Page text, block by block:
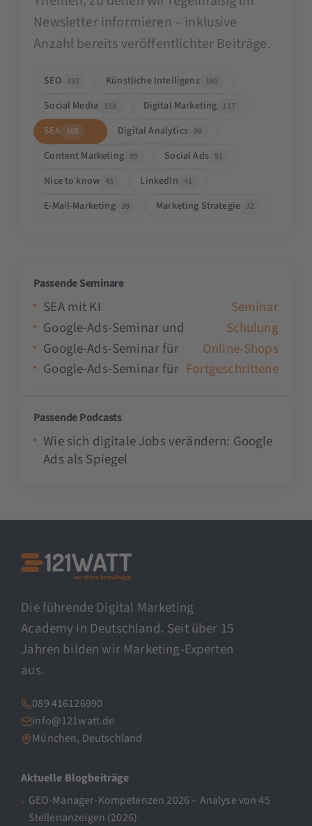
Newsletter informieren – inklusive
Anzahl bereits veröffentlichter Beiträge.
SEO 192 Künstliche Intelligenz 160
Social Media 158 Digital Marketing 117
SEA 105 Digital Analytics 96
Content Marketing 85 Social Ads 51
Nice to know 45 LinkedIn 41
E-Mail-Marketing 39 Marketing Strategie 32
Passende Seminare
SEA mit KI
Seminar
Google-Ads-Seminar und
Schulung
Google-Ads-Seminar für
Online-Shops
Google-Ads-Seminar für Fortgeschrittene
Passende Podcasts
Wie sich digitale Jobs verändern: Google
Ads als Spiegel
Die führende Digital Marketing
Academy in Deutschland. Seit über 15
Jahren bilden wir Marketing-Experten
aus.
089 416126990
info@121watt.de
München, Deutschland
Aktuelle Blogbeiträge
GEO-Manager-Kompetenzen 2026 – Analyse von 45
Stellenanzeigen (2026)